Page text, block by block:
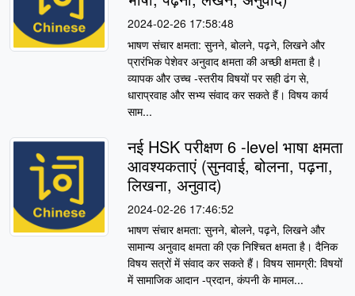
2024-02-26 17:58:48
भाषण संचार क्षमता: सुनने, बोलने, पढ़ने, लिखने और
प्रारंभिक पेशेवर अनुवाद क्षमता की अच्छी क्षमता है।
व्यापक और उच्च -स्तरीय विषयों पर सही ढंग से,
धाराप्रवाह और सभ्य संवाद कर सकते हैं। विषय कार्य
साम...
नई HSK परीक्षण 6 -level भाषा क्षमता
आवश्यकताएं (सुनवाई, बोलना, पढ़ना,
लिखना, अनुवाद)
2024-02-26 17:46:52
भाषण संचार क्षमता: सुनने, बोलने, पढ़ने, लिखने और
सामान्य अनुवाद क्षमता की एक निश्चित क्षमता है। दैनिक
विषय सत्रों में संवाद कर सकते हैं। विषय सामग्री: विषयों
में सामाजिक आदान -प्रदान, कंपनी के मामल...